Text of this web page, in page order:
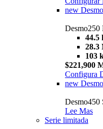
new
Desmo250
44.5
28.3
103
$221,900
Configura
new
Desmo450
Lee Mas
Serie limitada